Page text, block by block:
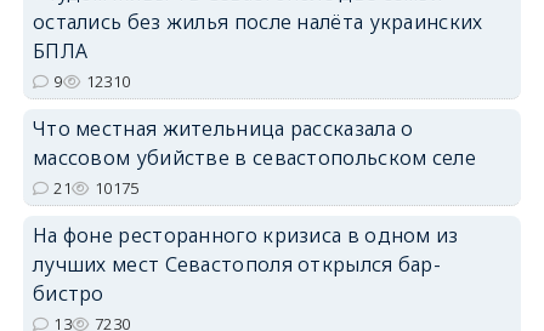
остались без жилья после налёта украинских
БПЛА
9 12310
Что местная жительница рассказала о
массовом убийстве в севастопольском селе
21 10175
На фоне ресторанного кризиса в одном из
лучших мест Севастополя открылся бар-
бистро
13 7230